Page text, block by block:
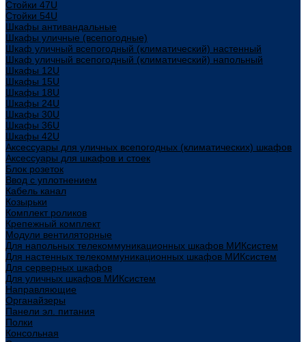
Стойки 47U
Стойки 54U
Шкафы антивандальные
Шкафы уличные (всепогодные)
Шкаф уличный всепогодный (климатический) настенный
Шкаф уличный всепогодный (климатический) напольный
Шкафы 12U
Шкафы 15U
Шкафы 18U
Шкафы 24U
Шкафы 30U
Шкафы 36U
Шкафы 42U
Аксессуары для уличных всепогодных (климатических) шкафов
Аксессуары для шкафов и стоек
Блок розеток
Ввод с уплотнением
Кабель канал
Козырьки
Комплект роликов
Крепежный комплект
Модули вентиляторные
Для напольных телекоммуникационных шкафов МИКсистем
Для настенных телекоммуникационных шкафов МИКсистем
Для серверных шкафов
Для уличных шкафов МИКсистем
Направляющие
Органайзеры
Панели эл. питания
Полки
Консольная